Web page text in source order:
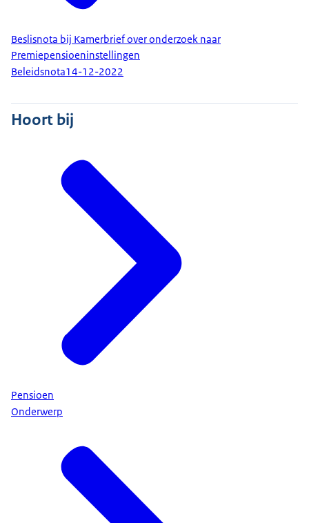
Beslisnota bij Kamerbrief over onderzoek naar
Premiepensioeninstellingen
Beleidsnota14-12-2022
Hoort bij
Pensioen
Onderwerp